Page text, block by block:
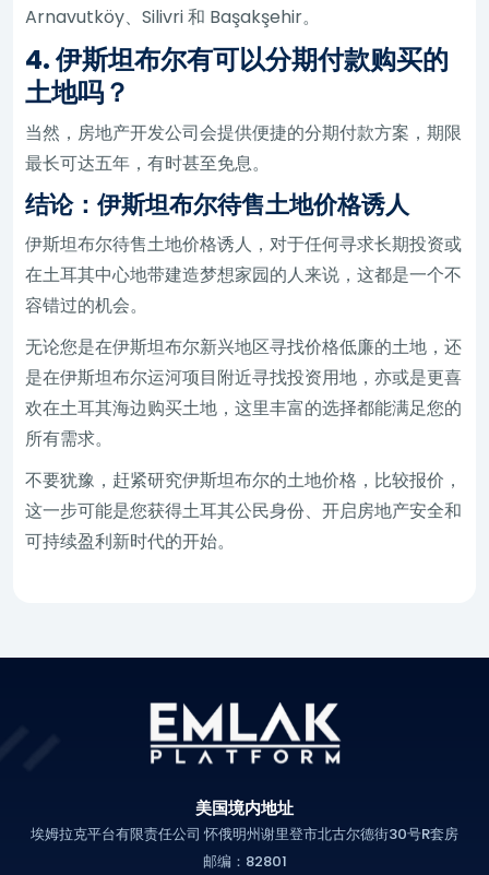
Arnavutköy、Silivri 和 Başakşehir。
4. 伊斯坦布尔有可以分期付款购买的
土地吗？
当然，房地产开发公司会提供便捷的分期付款方案，期限
最长可达五年，有时甚至免息。
结论：伊斯坦布尔待售土地价格诱人
伊斯坦布尔待售土地价格诱人，对于任何寻求长期投资或
在土耳其中心地带建造梦想家园的人来说，这都是一个不
容错过的机会。
无论您是在伊斯坦布尔新兴地区寻找价格低廉的土地，还
是在伊斯坦布尔运河项目附近寻找投资用地，亦或是更喜
欢在土耳其海边购买土地，这里丰富的选择都能满足您的
所有需求。
不要犹豫，赶紧研究伊斯坦布尔的土地价格，比较报价，
这一步可能是您获得土耳其公民身份、开启房地产安全和
可持续盈利新时代的开始。
美国境内地址
埃姆拉克平台有限责任公司 怀俄明州谢里登市北古尔德街30号R套房
邮编：82801